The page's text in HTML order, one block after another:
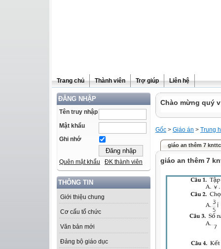
Trang chủ Thành viên Trợ giúp Liên hệ
ĐĂNG NHẬP
Tên truy nhập
Mật khẩu
Ghi nhớ
Quên mật khẩu ĐK thành viên
THÔNG TIN
Giới thiệu chung
Cơ cấu tổ chức
Văn bản mới
Đảng bộ giáo dục
Chào mừng quý
Gốc > Giáo án > Trung
giáo an thêm 7
giáo an thêm 7